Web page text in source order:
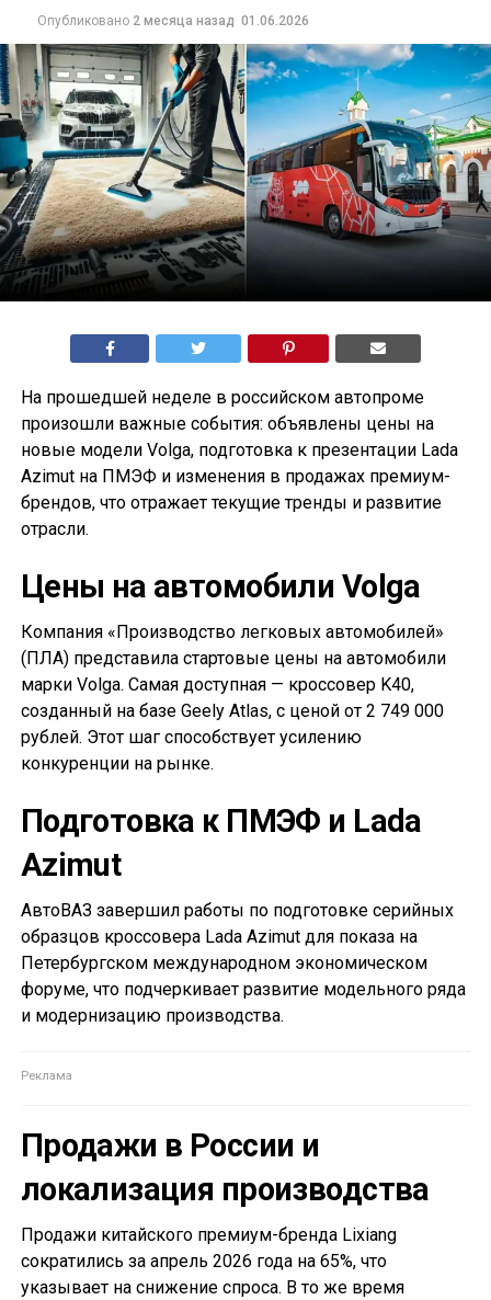
Опубликовано 2 месяца назад 01.06.2026
На прошедшей неделе в российском автопроме
произошли важные события: объявлены цены на
новые модели Volga, подготовка к презентации Lada
Azimut на ПМЭФ и изменения в продажах премиум-
брендов, что отражает текущие тренды и развитие
отрасли.
Цены на автомобили Volga
Компания «Производство легковых автомобилей»
(ПЛА) представила стартовые цены на автомобили
марки Volga. Самая доступная — кроссовер K40,
созданный на базе Geely Atlas, с ценой от 2 749 000
рублей. Этот шаг способствует усилению
конкуренции на рынке.
Подготовка к ПМЭФ и Lada
Azimut
АвтоВАЗ завершил работы по подготовке серийных
образцов кроссовера Lada Azimut для показа на
Петербургском международном экономическом
форуме, что подчеркивает развитие модельного ряда
и модернизацию производства.
Продажи в России и
локализация производства
Продажи китайского премиум-бренда Lixiang
сократились за апрель 2026 года на 65%, что
указывает на снижение спроса. В то же время